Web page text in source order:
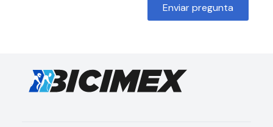
Enviar pregunta